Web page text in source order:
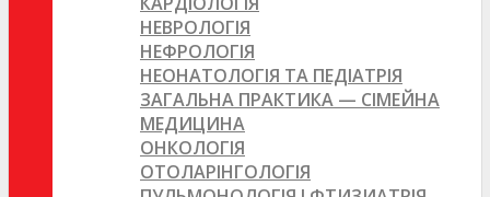
НЕВРОЛОГІЯ
НЕФРОЛОГІЯ
НЕОНАТОЛОГІЯ ТА ПЕДІАТРІЯ
ЗАГАЛЬНА ПРАКТИКА — СІМЕЙНА
МЕДИЦИНА
ОНКОЛОГІЯ
ОТОЛАРІНГОЛОГІЯ